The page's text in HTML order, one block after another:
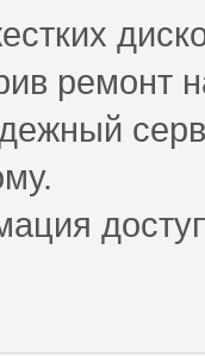
ремонт